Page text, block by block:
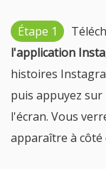
Étape 1
l'application
histoires
puis appuyez
l'écran. Vous
apparaître à